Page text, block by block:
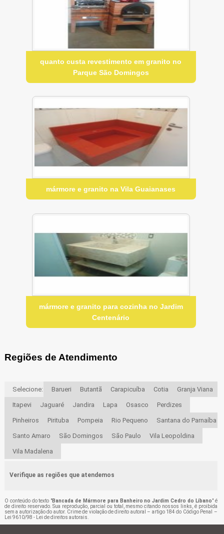
quanto custa revestimento em granito no
Parque São Domingos
mármore e granito na Vila Guaianases
mármore e granito para cozinha no Jardim
Centenário
Regiões de Atendimento
Selecione: Barueri Butantã Carapicuíba Cotia Granja Viana
Itapevi Jaguaré Jandira Lapa Osasco Perdizes
Pinheiros Pirituba Pompeia Rio Pequeno Santana do Parnaíba
Santo Amaro São Domingos São Paulo Vila Leopoldina
Vila Madalena
Verifique as regiões que atendemos
O conteúdo do texto "Bancada de Mármore para Banheiro no Jardim Cedro do Líbano" é
de direito reservado. Sua reprodução, parcial ou total, mesmo citando nossos links, é proibida
sem a autorização do autor. Crime de violação de direito autoral – artigo 184 do Código Penal –
Lei 9610/98 - Lei de direitos autorais.